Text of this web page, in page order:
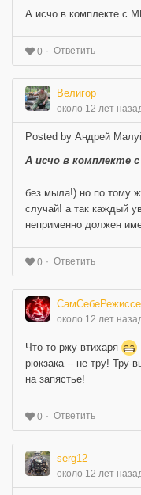
А исчо в комплекте с
0 Ответить
Велигор
около 12 лет
Posted by Андрей
А исчо в комплекте
без мыла!) но по тому
случай! а так каждый
неприменно должен
0 Ответить
около 12 лет
Что-то ржу втихаря
рюкзака -- не тру! Тру-
на запястье!
0 Ответить
serg12
около 12 лет